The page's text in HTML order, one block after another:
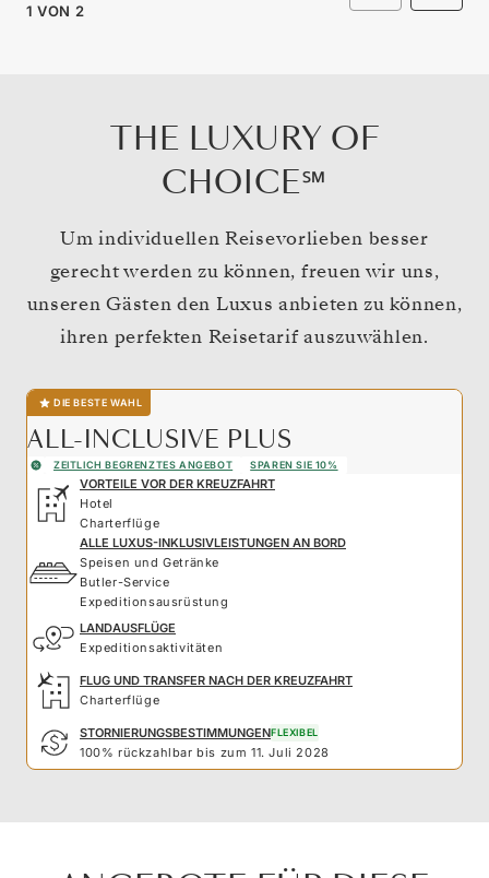
1 VON 2
THE LUXURY OF
CHOICE℠
Um individuellen Reisevorlieben besser
gerecht werden zu können, freuen wir uns,
unseren Gästen den Luxus anbieten zu können,
ihren perfekten Reisetarif auszuwählen.
DIE BESTE WAHL
ALL-INCLUSIVE PLUS
ZEITLICH BEGRENZTES ANGEBOT SPAREN SIE 10%
VORTEILE VOR DER KREUZFAHRT
Hotel
Charterflüge
ALLE LUXUS-INKLUSIVLEISTUNGEN AN BORD
Speisen und Getränke
Butler-Service
Expeditionsausrüstung
LANDAUSFLÜGE
Expeditionsaktivitäten
FLUG UND TRANSFER NACH DER KREUZFAHRT
Charterflüge
STORNIERUNGSBESTIMMUNGENFLEXIBEL
100% rückzahlbar bis zum 11. Juli 2028